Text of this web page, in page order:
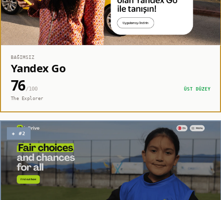
BAĞIMSIZ
Yandex Go
76/100
ÜST DÜZEY
The Explorer
◈ #2